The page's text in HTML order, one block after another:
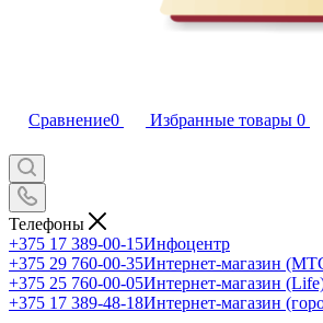
Сравнение0 Избранные товары 0
Телефоны
+375 17 389-00-15Инфоцентр
+375 29 760-00-35Интернет-магазин
+375 25 760-00-05Интернет-магазин
+375 17 389-48-18Интернет-магазин